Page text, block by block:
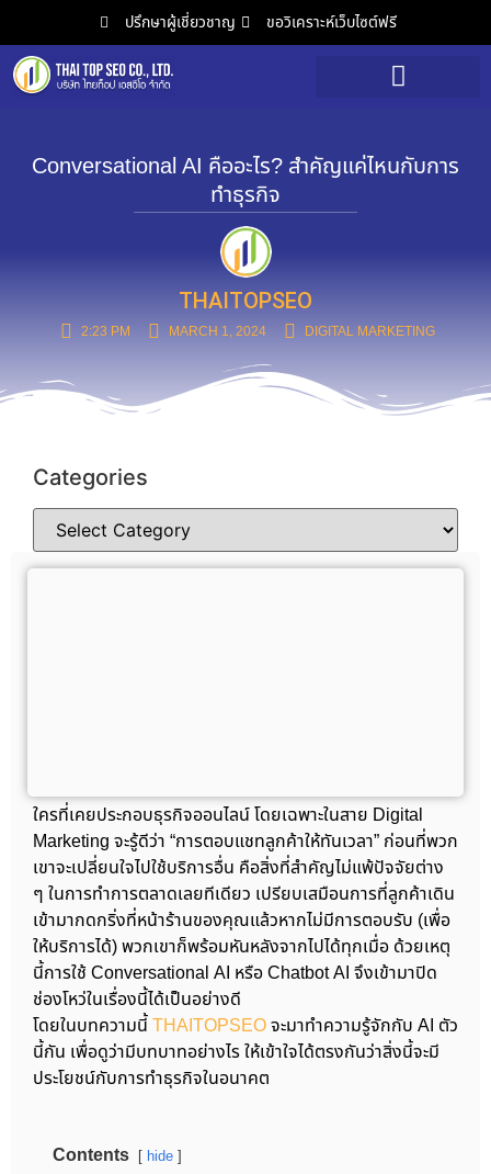
ปรึกษาผู้เชี่ยวชาญ ขอวิเคราะห์เว็บไซต์ฟรี
Conversational AI คืออะไร? สำคัญแค่ไหนกับการ
ทำธุรกิจ
THAITOPSEO
2:23 PM MARCH 1, 2024 DIGITAL MARKETING
Categories
ใครที่เคยประกอบธุรกิจออนไลน์ โดยเฉพาะในสาย Digital
Marketing จะรู้ดีว่า “การตอบแชทลูกค้าให้ทันเวลา” ก่อนที่พวก
เขาจะเปลี่ยนใจไปใช้บริการอื่น คือสิ่งที่สำคัญไม่แพ้ปัจจัยต่าง
ๆ ในการทำการตลาดเลยทีเดียว เปรียบเสมือนการที่ลูกค้าเดิน
เข้ามากดกริ่งที่หน้าร้านของคุณแล้วหากไม่มีการตอบรับ (เพื่อ
ให้บริการได้) พวกเขาก็พร้อมหันหลังจากไปได้ทุกเมื่อ ด้วยเหตุ
นี้การใช้ Conversational AI หรือ Chatbot AI จึงเข้ามาปิด
ช่องโหว่ในเรื่องนี้ได้เป็นอย่างดี
โดยในบทความนี้ THAITOPSEOจะมาทำความรู้จักกับ AI ตัว
นี้กัน เพื่อดูว่ามีบทบาทอย่างไร ให้เข้าใจได้ตรงกันว่าสิ่งนี้จะมี
ประโยชน์กับการทำธุรกิจในอนาคต
Contents hide